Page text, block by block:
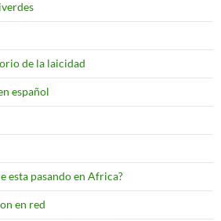
de la laicidad
español
pasando en Africa?
en red